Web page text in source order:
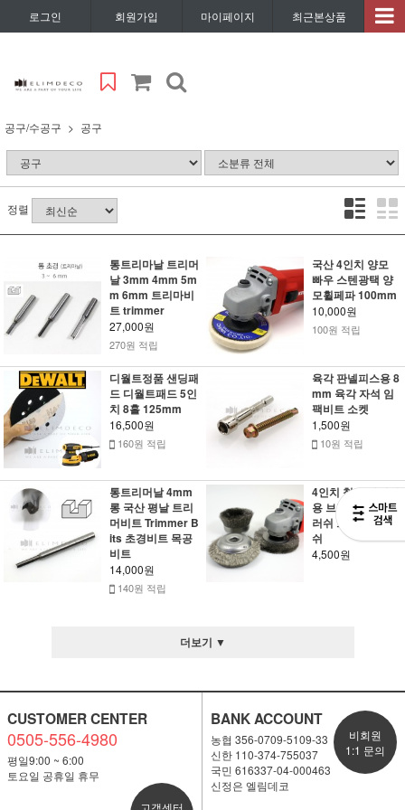
로그인 회원가입 마이페이지 최근본상품
공구/수공구 공구
정렬
통트리마날 트리머
날 3mm 4mm 5m
m 6mm 트리마비
트 trimmer
27,000원
270원 적립
국산 4인치 양모
빠우 스텐광택 양
모휠페파 100mm
10,000원
100원 적립
디월트정품 샌딩패
드 디월트패드 5인
치 8홀 125mm
16,500원
160원 적립
육각 판넬피스용 8
mm 육각 자석 임
팩비트 소켓
1,500원
10원 적립
통트리머날 4mm
롱 국산 평날 트리
머비트 Trimmer B
its 초경비트 목공
비트
14,000원
140원 적립
4인치 철 그라인더
용 브러쉬 철용 브
러쉬 그라인더브러
쉬
4,500원
더보기 ▼
CUSTOMER CENTER
0505-556-4980
평일9:00 ~ 6:00
토요일 공휴일 휴무
고객센터
BANK ACCOUNT
농협 356-0709-5109-33
신한 110-374-755037
국민 616337-04-000463
신정은 엘림데코
비회원
1:1 문의